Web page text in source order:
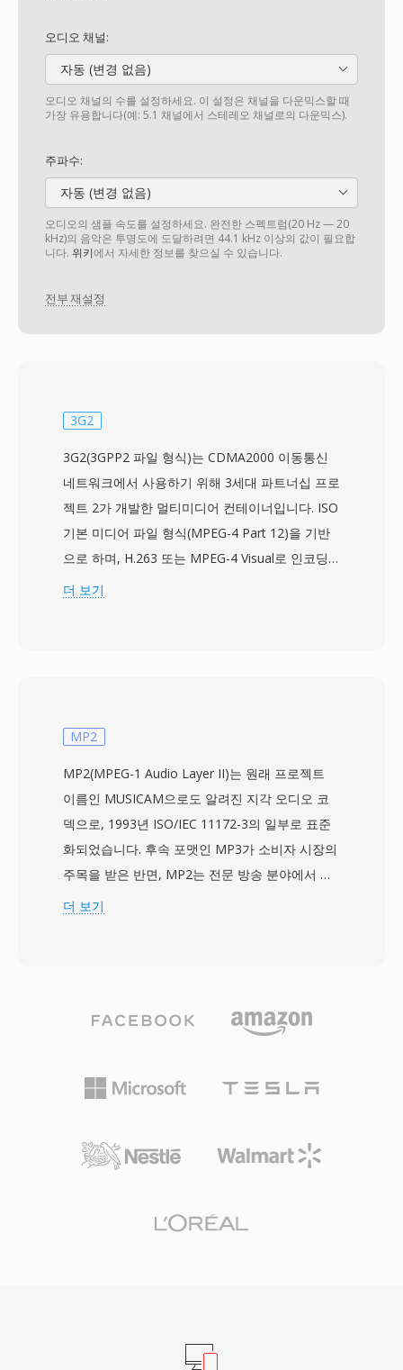
오디오 채널:
자동 (변경 없음)
오디오 채널의 수를 설정하세요. 이 설정은 채널을 다운믹스할 때
가장 유용합니다(예: 5.1 채널에서 스테레오 채널로의 다운믹스).
주파수:
자동 (변경 없음)
오디오의 샘플 속도를 설정하세요. 완전한 스펙트럼(20 Hz — 20
kHz)의 음악은 투명도에 도달하려면 44.1 kHz 이상의 값이 필요합
니다. 위키에서 자세한 정보를 찾으실 수 있습니다.
전부 재설정
3G2
3G2(3GPP2 파일 형식)는 CDMA2000 이동통신
네트워크에서 사용하기 위해 3세대 파트너십 프로
젝트 2가 개발한 멀티미디어 컨테이너입니다. ISO
기본 미디어 파일 형식(MPEG-4 Part 12)을 기반
으로 하며, H.263 또는 MPEG-4 Visual로 인코딩
된 비디오와 AMR, EVRC, AAC 코덱의 오디오를
성하는 등 극도로 낮은 대역폭 조건에 맞게 설계되
공간이 제한된 기기에서의 모바일 비디오 촬영에
특히 효율적입니다. 이 컨테이너는 다중 트랙, 자
막을 위한 시간 지정 텍스트, 임베디드 메타데이터
를 지원합니다. 주요 장점 중 하나는 2000년대 중
반 CDMA 단말기와의 거의 보편적인 호환성으로,
다양한 모바일 기기에서 안정적인 재생을 보장합
전히 유용합니다.
더 보기
MP2
MP2(MPEG-1 Audio Layer II)는 원래 프로젝트
이름인 MUSICAM으로도 알려진 지각 오디오 코
덱으로, 1993년 ISO/IEC 11172-3의 일부로 표준
화되었습니다. 후속 포맷인 MP3가 소비자 시장의
주목을 받은 반면, MP2는 전문 방송 분야에서 견
고한 지위를 확보하여 오늘날까지 유지하고 있습
포에서는 스테레오에 192~384 kbps를 사용하여,
내성으로 투명한 품질을 제공합니다. 이러한 특성
이 DVB 텔레비전, DAB 디지털 라디오, HDV 캠코
유입니다. 인코더 지연도 더 짧아 립싱크가 중요한
유지합니다: 지상파 신호에 필수적인 전송 오류 하
더 보기